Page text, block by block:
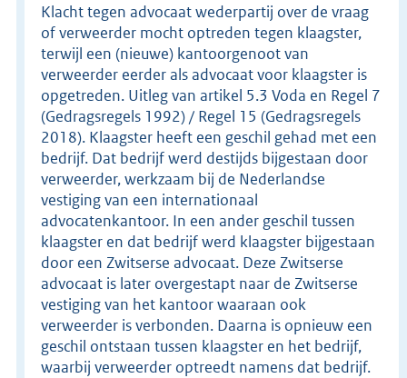
Klacht tegen advocaat wederpartij over de vraag
of verweerder mocht optreden tegen klaagster,
terwijl een (nieuwe) kantoorgenoot van
verweerder eerder als advocaat voor klaagster is
opgetreden. Uitleg van artikel 5.3 Voda en Regel 7
(Gedragsregels 1992) / Regel 15 (Gedragsregels
2018). Klaagster heeft een geschil gehad met een
bedrijf. Dat bedrijf werd destijds bijgestaan door
verweerder, werkzaam bij de Nederlandse
vestiging van een internationaal
advocatenkantoor. In een ander geschil tussen
klaagster en dat bedrijf werd klaagster bijgestaan
door een Zwitserse advocaat. Deze Zwitserse
advocaat is later overgestapt naar de Zwitserse
vestiging van het kantoor waaraan ook
verweerder is verbonden. Daarna is opnieuw een
geschil ontstaan tussen klaagster en het bedrijf,
waarbij verweerder optreedt namens dat bedrijf.